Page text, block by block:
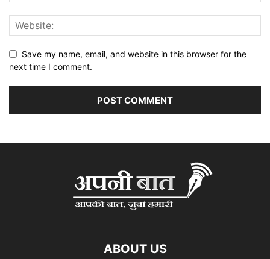
Save my name, email, and website in this browser for the
next time I comment.
ABOUT US